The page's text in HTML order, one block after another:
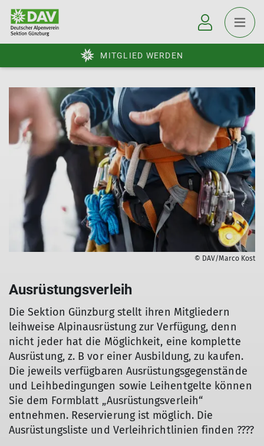
MITGLIED WERDEN
© DAV/Marco Kost
Ausrüstungsverleih
Die Sektion Günzburg stellt ihren Mitgliedern
leihweise Alpinausrüstung zur Verfügung, denn
nicht jeder hat die Möglichkeit, eine komplette
Ausrüstung, z. B vor einer Ausbildung, zu kaufen.
Die jeweils verfügbaren Ausrüstungsgegenstände
und Leihbedingungen sowie Leihentgelte können
Sie dem Formblatt „Ausrüstungsverleih“
entnehmen. Reservierung ist möglich. Die
Ausrüstungsliste und Verleihrichtlinien finden ????